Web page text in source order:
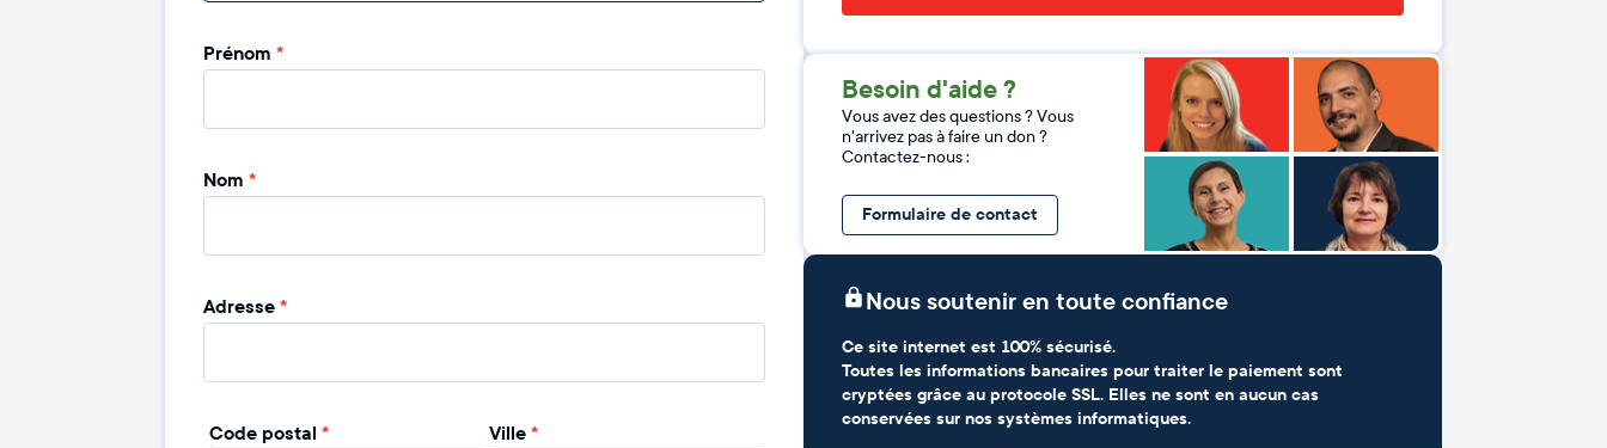
Prénom *
Nom *
Adresse*
Code postal * Ville*
Besoin d'aide ?
Vous avez des questions ? Vous
n'arrivez pas à faire un don ?
Contactez-nous :
Formulaire de contact
Nous soutenir en toute confiance
Ce site internet est 100% sécurisé.
Toutes les informations bancaires pour traiter le paiement sont
cryptées grâce au protocole SSL. Elles ne sont en aucun cas
conservées sur nos systèmes informatiques.